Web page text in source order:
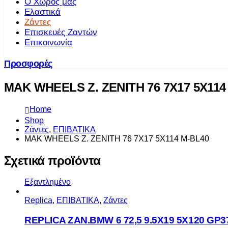
Ελαστικά
Ζάντες
Επισκευές Ζαντών
Επικοινωνία
Προσφορές
MAK WHEELS Z. ZENITH 76 7X17
Home
Shop
Ζάντες, ΕΠΙΒΑΤΙΚΑ
MAK WHEELS Z. ZENITH 76 7X17 5X114 M-BL40
Σχετικά προϊόντα
Εξαντλημένο
Replica, ΕΠΙΒΑΤΙΚΑ, Ζάντες
REPLICA ZAN.BMW 6 72,5 9.5X19 5X120